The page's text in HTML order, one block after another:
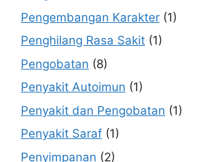
Pengembangan Karakter (1)
Penghilang Rasa Sakit (1)
Pengobatan (8)
Penyakit Autoimun (1)
Penyakit dan Pengobatan (1)
Penyakit Saraf (1)
Penyimpanan (2)